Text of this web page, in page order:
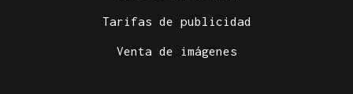
La Guardia Civil desplegará un dispositivo por el
Tarifas de publicidad
Venta de imágenes